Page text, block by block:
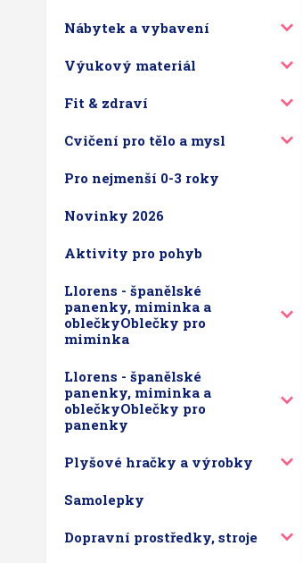
Nábytek a vybavení
Výukový materiál
Fit & zdraví
Cvičení pro tělo a mysl
Pro nejmenší 0-3 roky
Novinky 2026
Aktivity pro pohyb
Llorens - španělské
panenky, miminka a
oblečkyOblečky pro
miminka
Llorens - španělské
panenky, miminka a
oblečkyOblečky pro
panenky
Plyšové hračky a výrobky
Samolepky
Dopravní prostředky, stroje